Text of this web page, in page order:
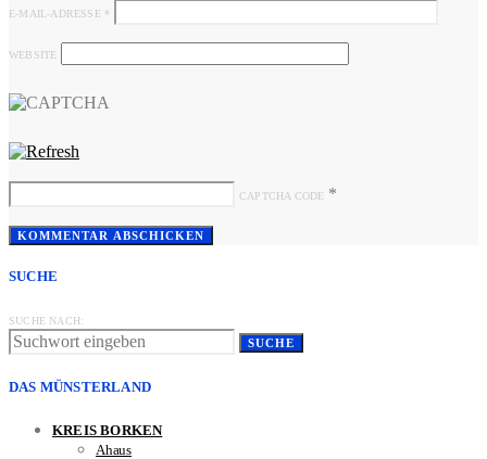
E-MAIL-ADRESSE *
WEBSITE
CAPTCHA CODE *
SUCHE
SUCHE NACH:
SUCHE
DAS MÜNSTERLAND
KREIS BORKEN
Ahaus